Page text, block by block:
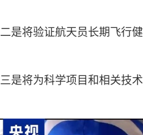
二是将验证航天员长期飞行
三是将为科学项目和相关技